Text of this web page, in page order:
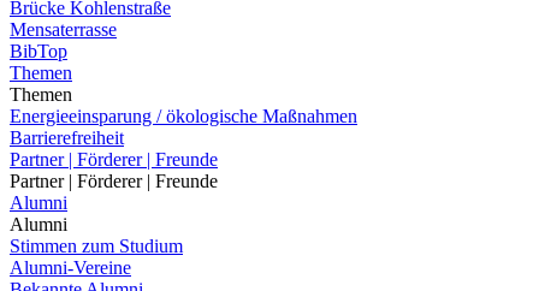
Brücke Kohlenstraße
Mensaterrasse
BibTop
Themen
Themen
Energieeinsparung / ökologische Maßnahmen
Barrierefreiheit
Partner | Förderer | Freunde
Partner | Förderer | Freunde
Alumni
Alumni
Stimmen zum Studium
Alumni-Vereine